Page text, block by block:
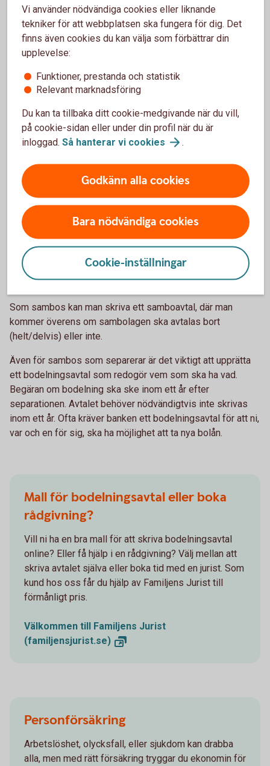
Skriv under bodelningsavtalet.
Bodelning separation - om ni är sambos
som samboförhållandet upphörde.
sammanlagda nettovärdet av bostad och bohag som
införskaffats för gemensamt bruk, alltså inte till det som
var och en fått eller köpt för eget bruk, säger Madelén.
Det betyder att om den ena parten har flyttat in hos den
andra för att bli sambo, så har man inte rätt till del i
bostaden vid en separation. För bohag, som till exempel
möbler, gäller att det som införskaffats för att användas
gemensamt delas lika vid en separation.
– Det spelar ingen roll om den ena parten har betalat mer än
den andra, det delas ändå lika. Därför är det bra om man
betalar hälften var på de större utgifterna, säger Madelén.
Som sambos kan man skriva ett samboavtal, där man
kommer överens om sambolagen ska avtalas bort
(helt/delvis) eller inte.
Även för sambos som separerar är det viktigt att upprätta
ett bodelningsavtal som redogör vem som ska ha vad.
Begäran om bodelning ska ske inom ett år efter
separationen. Avtalet behöver nödvändigtvis inte skrivas
inom ett år. Ofta kräver banken ett bodelningsavtal för att ni,
var och en för sig, ska ha möjlighet att ta nya bolån.
Mall för bodelningsavtal eller boka
rådgivning?
Vill ni ha en bra mall för att skriva bodelningsavtal
online? Eller få hjälp i en rådgivning? Välj mellan att
skriva avtalet själva eller boka tid med en jurist. Som
kund hos oss får du hjälp av Familjens Jurist till
förmånligt pris.
Välkommen till Familjens Jurist
(familjensjurist.se)
Personförsäkring
Arbetslöshet, olycksfall, eller sjukdom kan drabba
alla, men med rätt försäkring tryggar du ekonomin för
Vi använder nödvändiga cookies eller liknande
tekniker för att webbplatsen ska fungera för dig. Det
finns även cookies du kan välja som förbättrar din
upplevelse:
Funktioner, prestanda och statistik
Relevant marknadsföring
Du kan ta tillbaka ditt cookie-medgivande när du vill,
på cookie-sidan eller under din profil när du är
inloggad. Så hanterar vi cookies .
Godkänn alla cookies
Bara nödvändiga cookies
Cookie-inställningar